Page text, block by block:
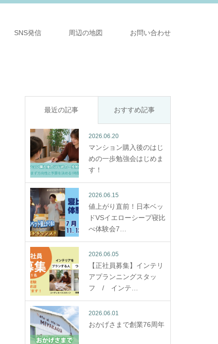
SNS発信 周辺の地図 お問い合わせ
最近の記事 おすすめ記事
2026.06.20
マンション購入後のはじ
めの一歩勉強会はじめま
す！
2026.06.15
値上がり直前！日本ベッ
ドVSイエローシープ寝比
べ体験会7…
2026.06.05
【正社員募集】インテリ
アプランニングスタッ
フ / インテ…
2026.06.01
おかげさまで創業76周年